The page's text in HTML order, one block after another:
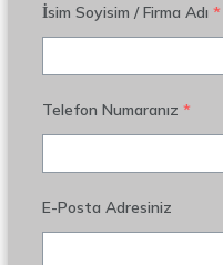
İsim Soyisim / Firma Adı *
Telefon Numaranız *
E-Posta Adresiniz